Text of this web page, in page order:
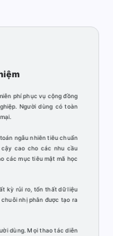
phí phục vụ cộng đồng
Người dùng có toàn
ngẫu nhiên tiêu chuẩn
cao cho các nhu cầu
các mục tiêu mật mã học
kỳ rủi ro, tổn thất dữ liệu
nhị phân được tạo ra
dùng. Mọi thao tác diễn